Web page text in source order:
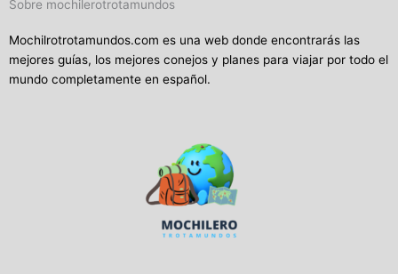
Sobre mochilerotrotamundos
Mochilrotrotamundos.com es una web donde encontrarás las
mejores guías, los mejores conejos y planes para viajar por todo el
mundo completamente en español.